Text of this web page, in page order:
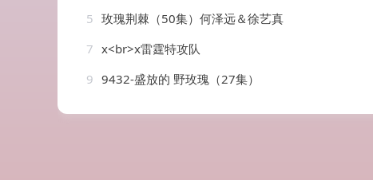
5 玫瑰荆棘（50集）何泽远＆徐艺真
7 x<br>x雷霆特攻队
9 9432-盛放的 野玫瑰（27集）